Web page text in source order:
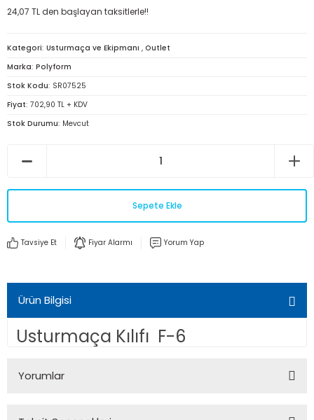
24,07 TL den başlayan taksitlerle!!
Kategori Usturmaça ve Ekipmanı , Outlet
Marka Polyform
Stok Kodu SR07525
Fiyat 702,90 TL + KDV
Stok Durumu Mevcut
Sepete Ekle
Tavsiye Et Fiyar Alarmı Yorum Yap
Ürün Bilgisi
Usturmaça Kılıfı F-6
Yorumlar